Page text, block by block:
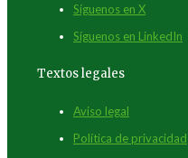
Síguenos en X
Síguenos en LinkedIn
Textos legales
Aviso legal
Política de privacidad